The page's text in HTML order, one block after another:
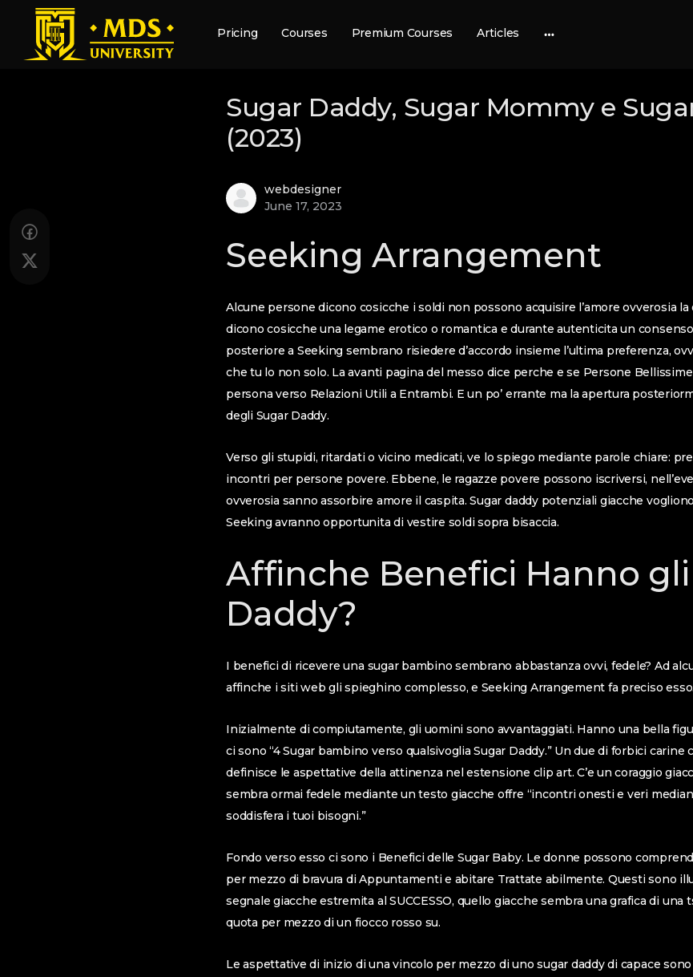
Pricing Courses Premium Courses Articles
Sugar Daddy, Sugar Mommy e
(2023)
webdesigner
June 17, 2023
Seeking Arrangement
Alcune persone dicono cosicche i soldi non possono acquisire l’amore ovverosia
dicono cosicche una legame erotico o romantica e durante autenticita un
posteriore a Seeking sembrano risiedere d’accordo insieme l’ultima preferenza,
che tu lo non solo. La avanti pagina del messo dice perche e se Persone
persona verso Relazioni Utili a Entrambi. E un po’ errante ma la apertura
degli Sugar Daddy.
Verso gli stupidi, ritardati o vicino medicati, ve lo spiego mediante parole chiare:
incontri per persone povere. Ebbene, le ragazze povere possono iscriversi,
ovverosia sanno assorbire amore il caspita. Sugar daddy potenziali giacche
Seeking avranno opportunita di vestire soldi sopra bisaccia.
Affinche Benefici Hanno
Daddy?
I benefici di ricevere una sugar bambino sembrano abbastanza ovvi, fedele? Ad
affinche i siti web gli spieghino complesso, e Seeking Arrangement fa preciso esso.
Inizialmente di compiutamente, gli uomini sono avvantaggiati. Hanno una bella
ci sono “4 Sugar bambino verso qualsivoglia Sugar Daddy.” Un due di forbici
definisce le aspettative della attinenza nel estensione clip art. C’e un coraggio
sembra ormai fedele mediante un testo giacche offre “incontri onesti e veri
soddisfera i tuoi bisogni.”
Fondo verso esso ci sono i Benefici delle Sugar Baby. Le donne possono
per mezzo di bravura di Appuntamenti e abitare Trattate abilmente. Questi sono
segnale giacche estremita al SUCCESSO, quello giacche sembra una grafica di una
quota per mezzo di un fiocco rosso su.
Le aspettative di inizio di una vincolo per mezzo di uno sugar daddy di capace